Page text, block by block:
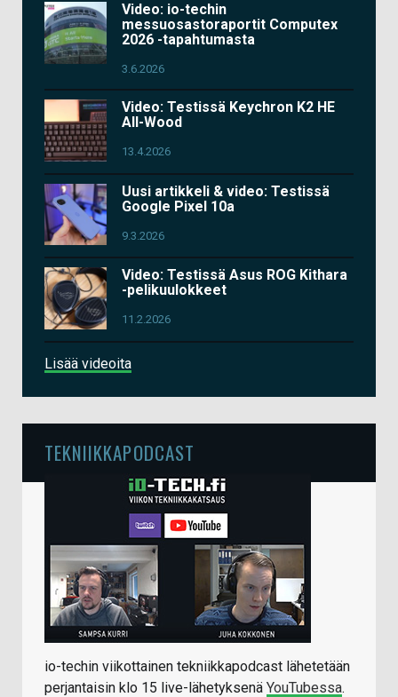
Video: io-techin
messuosastoraportit Computex
2026 -tapahtumasta
3.6.2026
Video: Testissä Keychron K2 HE
All-Wood
13.4.2026
Uusi artikkeli & video: Testissä
Google Pixel 10a
9.3.2026
Video: Testissä Asus ROG Kithara
-pelikuulokkeet
11.2.2026
Lisää videoita
TEKNIIKKAPODCAST
io-techin viikottainen tekniikkapodcast lähetetään
perjantaisin klo 15 live-lähetyksenä YouTubessa.